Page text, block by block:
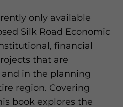
only available
Silk Road Economic
financial
that are
in the planning
region. Covering
book explores the